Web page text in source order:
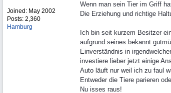
Joined: May 2002
Posts: 2,360
Hamburg
Wenn man sein Tier im Griff
Die Erziehung und richtige
Ich bin seit kurzem Besitzer
aufgrund seines bekannt
Einverständnis in
investiere lieber jetzt einige
Auto läuft nur weil ich zu faul
Entweder die Tiere parieren
Nu isses raus!